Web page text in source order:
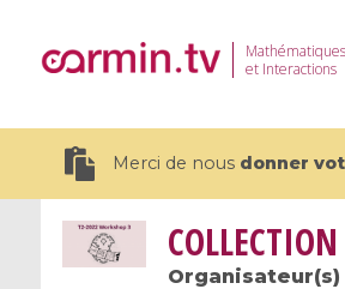
Mathématiques
et Interactions
Merci de nous donner
COLLECTION
Organisateur(s)